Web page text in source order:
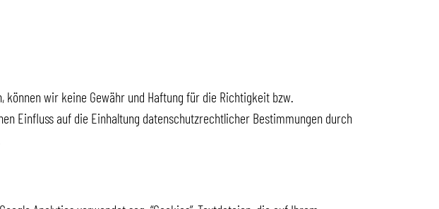
wir keine Gewähr und Haftung für die Richtigkeit bzw.
Einfluss auf die Einhaltung datenschutzrechtlicher Bestimmungen durch